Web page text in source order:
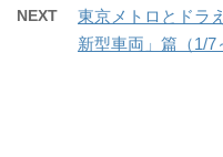
NEXT
東京メトロとドラ
新型車両」篇（1/7